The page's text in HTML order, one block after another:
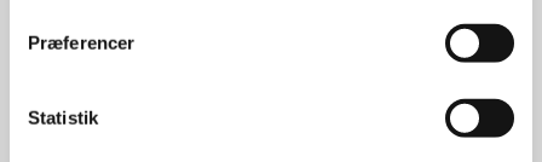
Præferencer
Statistik